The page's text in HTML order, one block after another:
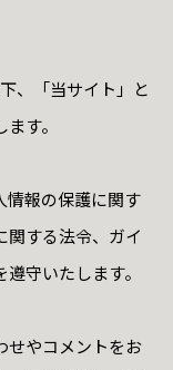
、「当サイト」と
す。
情報の保護に関す
関する法令、ガイ
守いたします。
せやコメントをお